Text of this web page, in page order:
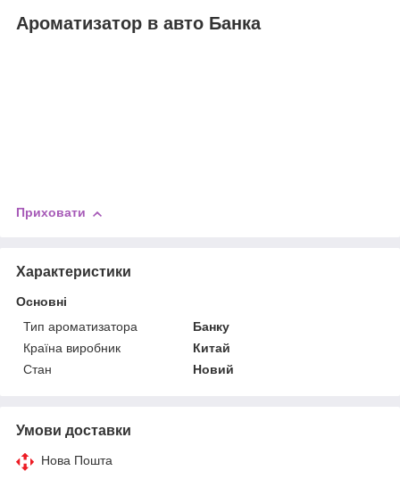
Ароматизатор в авто Банка
Приховати
Характеристики
Основні
Тип ароматизатора
Банку
Країна виробник
Китай
Стан
Новий
Умови доставки
Нова Пошта